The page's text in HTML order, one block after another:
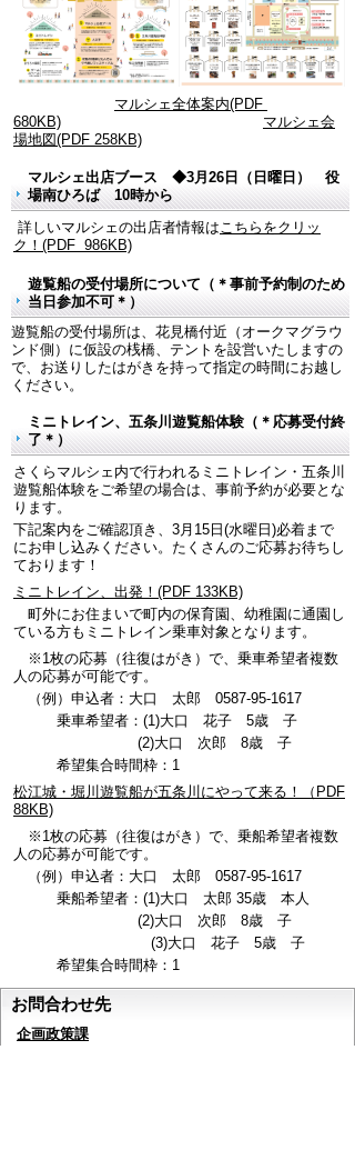
マルシェ全体案内(PDF
680KB)
マルシェ会
場地図(PDF 258KB)
マルシェ出店ブース ◆3月26日（日曜日） 役
場南ひろば 10時から
詳しいマルシェの出店者情報はこちらをクリッ
ク！(PDF 986KB)
遊覧船の受付場所について（＊事前予約制のため
当日参加不可＊）
遊覧船の受付場所は、花見橋付近（オークマグラウ
ンド側）に仮設の桟橋、テントを設営いたしますの
で、お送りしたはがきを持って指定の時間にお越し
ください。
ミニトレイン、五条川遊覧船体験（＊応募受付終
了＊）
さくらマルシェ内で行われるミニトレイン・五条川
遊覧船体験をご希望の場合は、事前予約が必要とな
ります。
下記案内をご確認頂き、3月15日(水曜日)必着まで
にお申し込みください。たくさんのご応募お待ちし
ております！
ミニトレイン、出発！(PDF 133KB)
町外にお住まいで町内の保育園、幼稚園に通園し
ている方もミニトレイン乗車対象となります。
※1枚の応募（往復はがき）で、乗車希望者複数
人の応募が可能です。
（例）申込者：大口 太郎 0587-95-1617
乗車希望者：(1)大口 花子 5歳 子
(2)大口 次郎 8歳 子
希望集合時間枠：1
松江城・堀川遊覧船が五条川にやって来る！（PDF
88KB)
※1枚の応募（往復はがき）で、乗船希望者複数
人の応募が可能です。
（例）申込者：大口 太郎 0587-95-1617
乗船希望者：(1)大口 太郎 35歳 本人
(2)大口 次郎 8歳 子
(3)大口 花子 5歳 子
希望集合時間枠：1
お問合わせ先
企画政策課